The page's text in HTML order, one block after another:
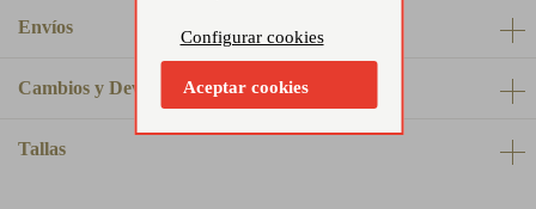
Envíos
Cambios y Devoluciones
Tallas
Configurar cookies
Aceptar cookies